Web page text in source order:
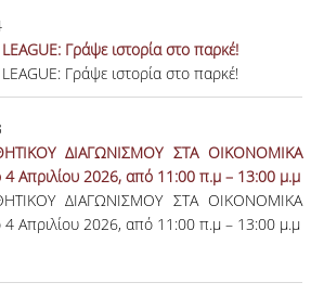
Γράψε ιστορία στο παρκέ!
Γράψε ιστορία στο παρκέ!
ΔΙΑΓΩΝΙΣΜΟΥ ΣΤΑ ΟΙΚΟΝΟΜΙΚΑ
Απριλίου 2026, από 11:00 π.μ – 13:00 μ.μ
ΔΙΑΓΩΝΙΣΜΟΥ ΣΤΑ ΟΙΚΟΝΟΜΙΚΑ
Απριλίου 2026, από 11:00 π.μ – 13:00 μ.μ